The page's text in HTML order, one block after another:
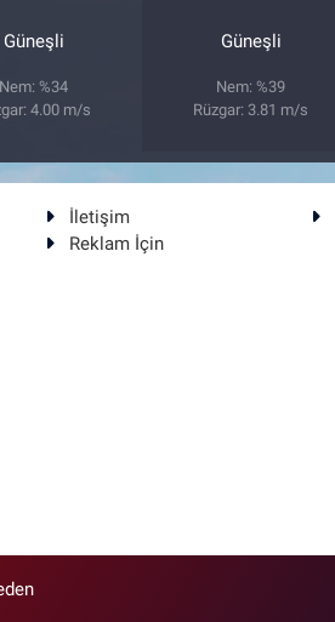
Güneşli
Nem: %34
4.00 m/s
Güneşli
Nem: %39
Rüzgar: 3.81 m/s
İletişim
Reklam İçin